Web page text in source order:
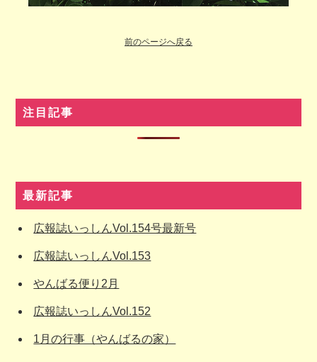
前のページへ戻る
注目記事
最新記事
広報誌いっしんVol.154号最新号
広報誌いっしんVol.153
やんばる便り2月
広報誌いっしんVol.152
1月の行事（やんばるの家）